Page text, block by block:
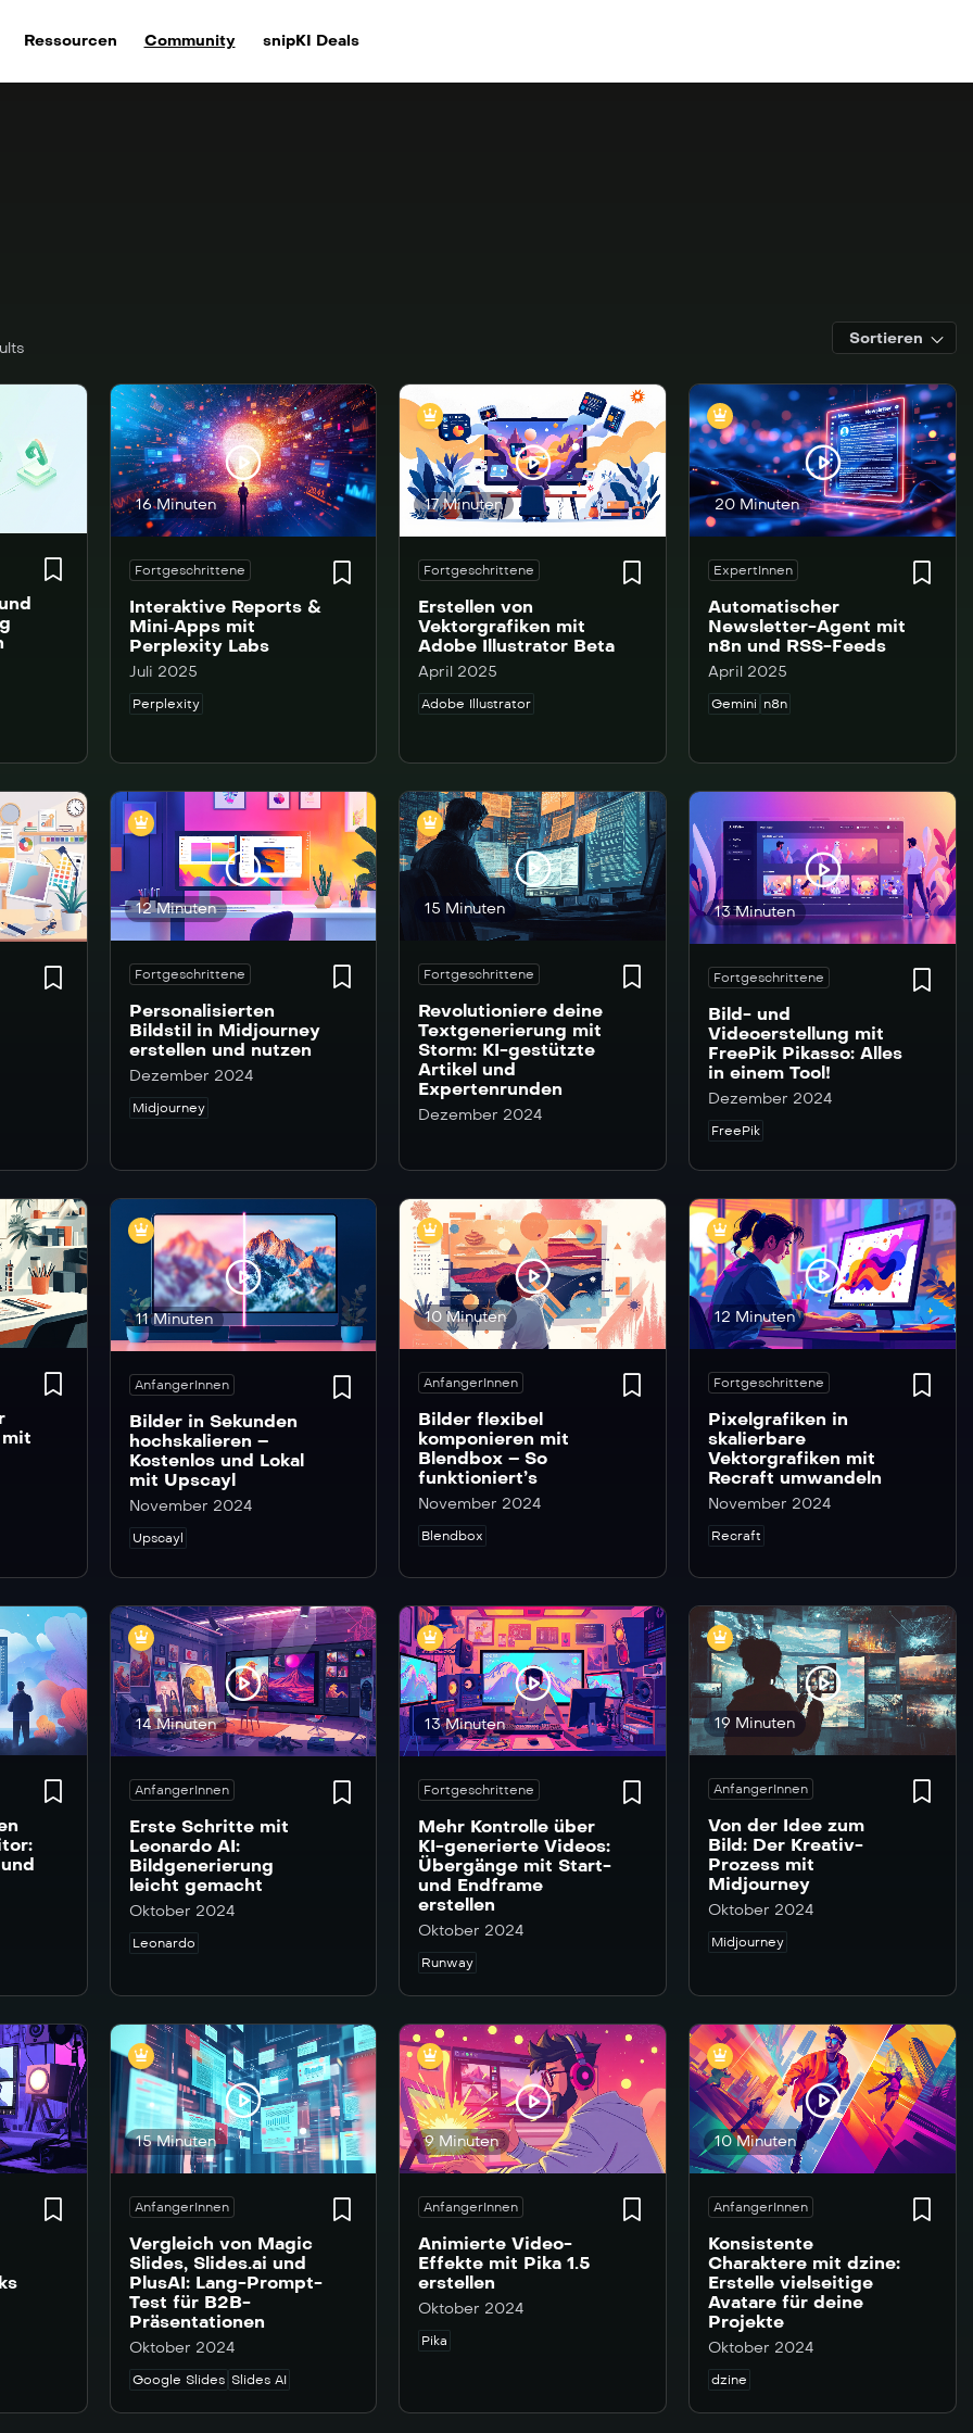
Ressourcen Community snipKI Deals
Sortieren
16 Minuten
Fortgeschrittene
Interaktive Reports &
Mini‑Apps mit
Perplexity Labs
Juli 2025
Perplexity
17 Minuten
Fortgeschrittene
Erstellen von
Vektorgrafiken mit
Adobe Illustrator Beta
April 2025
Adobe Illustrator
20 Minuten
ExpertInnen
Automatischer
Newsletter-Agent mit
n8n und RSS-Feeds
April 2025
Gemini n8n
12 Minuten
Fortgeschrittene
Personalisierten
Bildstil in Midjourney
erstellen und nutzen
Dezember 2024
Midjourney
15 Minuten
Fortgeschrittene
Revolutioniere deine
Textgenerierung mit
Storm: KI-gestützte
Artikel und
Expertenrunden
Dezember 2024
13 Minuten
Fortgeschrittene
Bild- und
Videoerstellung mit
FreePik Pikasso: Alles
in einem Tool!
Dezember 2024
FreePik
11 Minuten
AnfangerInnen
Bilder in Sekunden
hochskalieren –
Kostenlos und Lokal
mit Upscayl
November 2024
Upscayl
10 Minuten
AnfangerInnen
Bilder flexibel
komponieren mit
Blendbox – So
funktioniert’s
November 2024
Blendbox
12 Minuten
Fortgeschrittene
Pixelgrafiken in
skalierbare
Vektorgrafiken mit
Recraft umwandeln
November 2024
Recraft
14 Minuten
AnfangerInnen
Erste Schritte mit
Leonardo AI:
Bildgenerierung
leicht gemacht
Oktober 2024
Leonardo
13 Minuten
Fortgeschrittene
Mehr Kontrolle über
KI-generierte Videos:
Übergänge mit Start-
und Endframe
erstellen
Oktober 2024
Runway
19 Minuten
AnfangerInnen
Von der Idee zum
Bild: Der Kreativ-
Prozess mit
Midjourney
Oktober 2024
Midjourney
15 Minuten
AnfangerInnen
Vergleich von Magic
Slides, Slides.ai und
PlusAI: Lang-Prompt-
Test für B2B-
Präsentationen
Oktober 2024
Google Slides Slides AI
9 Minuten
AnfangerInnen
Animierte Video-
Effekte mit Pika 1.5
erstellen
Oktober 2024
Pika
10 Minuten
AnfangerInnen
Konsistente
Charaktere mit dzine:
Erstelle vielseitige
Avatare für deine
Projekte
Oktober 2024
dzine